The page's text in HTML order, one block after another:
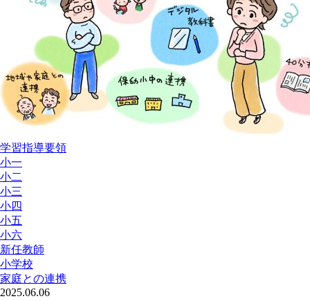
学習指導要領
小一
小二
小三
小四
小五
小六
新任教師
小学校
家庭との連携
2025.06.06